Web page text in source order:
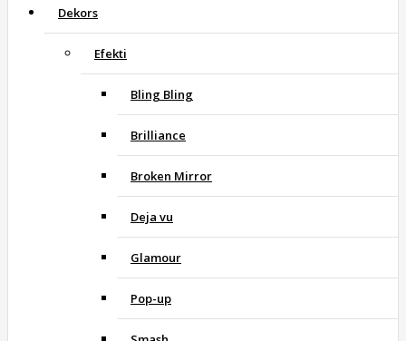
Dekors
Efekti
Bling Bling
Brilliance
Broken Mirror
Deja vu
Glamour
Pop-up